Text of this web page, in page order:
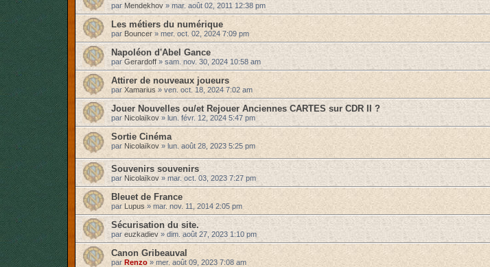
par Mendekhov » mar. août 02, 2011 12:38 pm
Les métiers du numérique
par Bouncer » mer. oct. 02, 2024 7:09 pm
Napoléon d'Abel Gance
par Gerardoff» sam. nov. 30, 2024 10:58 am
Attirer de nouveaux joueurs
par Xamarius » ven. oct. 18, 2024 7:02 am
Jouer Nouvelles ou/et Rejouer Anciennes CARTES sur CDR II ?
par Nicolaïkov » lun. févr. 12, 2024 5:47 pm
Sortie Cinéma
par Nicolaïkov » lun. août 28, 2023 5:25 pm
Souvenirs souvenirs
par Nicolaïkov » mar. oct. 03, 2023 7:27 pm
Bleuet de France
par Lupus » mar. nov. 11, 2014 2:05 pm
Sécurisation du site.
par euzkadiev » dim. août 27, 2023 1:10 pm
Canon Gribeauval
par Renzo »mer. août 09, 2023 7:08 am